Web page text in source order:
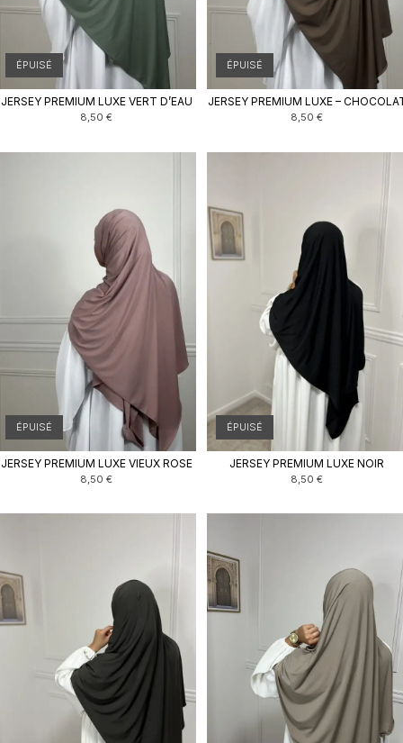
ÉPUISÉ
JERSEY PREMIUM LUXE VERT D’EAU
8,50 €
ÉPUISÉ
JERSEY PREMIUM LUXE –
8,50 €
ÉPUISÉ
JERSEY PREMIUM LUXE VIEUX ROSE
8,50 €
ÉPUISÉ
JERSEY PREMIUM LUXE NOIR
8,50 €